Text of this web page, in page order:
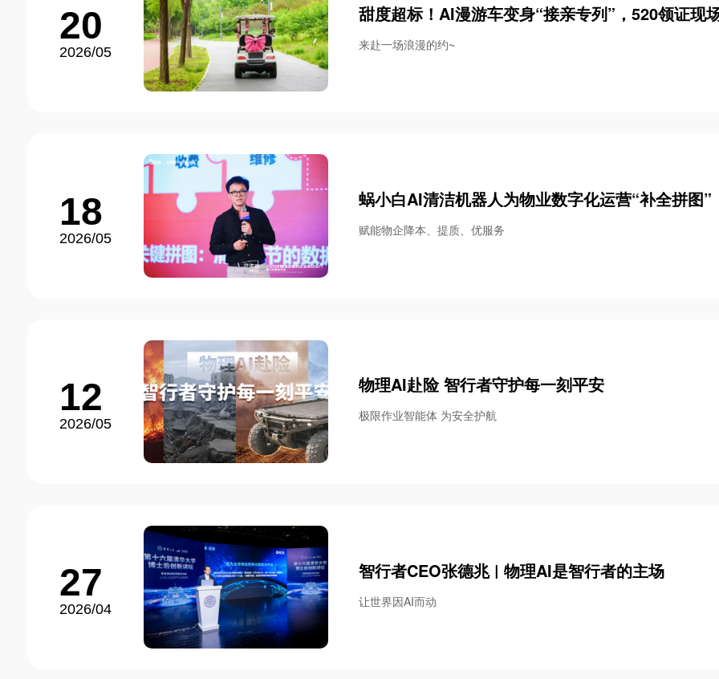
20
2026/05
甜度超标！AI漫游车变身“接亲专列”，520领证现
来赴一场浪漫的约~
18
2026/05
蜗小白AI清洁机器人为物业数字化运营“补全拼图”
赋能物企降本、提质、优服务
12
2026/05
物理AI赴险 智行者守护每一刻平安
极限作业智能体 为安全护航
27
2026/04
智行者CEO张德兆 | 物理AI是智行者的主场
让世界因AI而动